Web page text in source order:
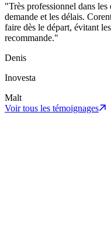
"Très professionnel dans les
demande et les délais.
faire dès le départ, évitant
recommande."
Denis
Inovesta
Malt
Voir tous les témoignages